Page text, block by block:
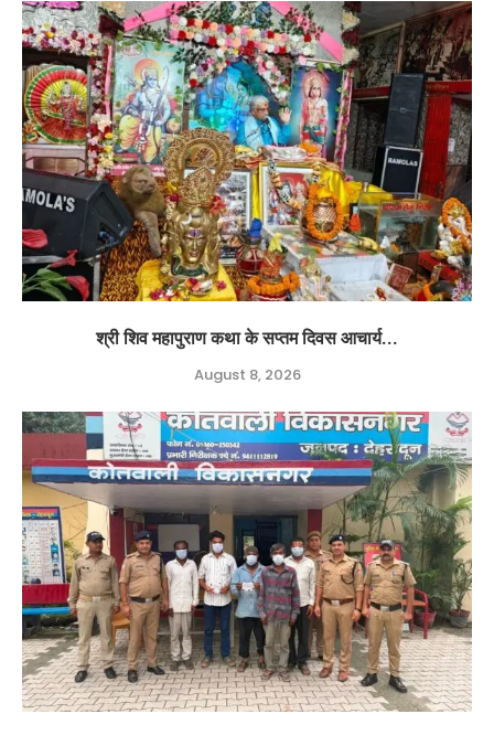
श्री शिव महापुराण कथा के सप्तम दिवस आचार्य...
August 8, 2026